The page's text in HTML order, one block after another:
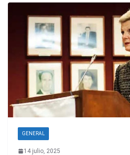
GENERAL
14 julio, 2025